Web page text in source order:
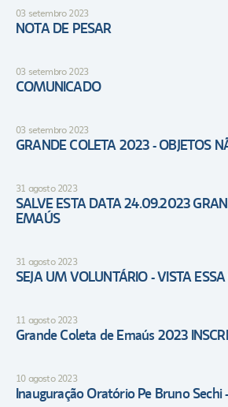
03 setembro 2023
NOTA DE PESAR
03 setembro 2023
COMUNICADO
03 setembro 2023
GRANDE COLETA 2023 - OBJETOS
31 agosto 2023
SALVE ESTA DATA 24.09.2023
EMAÚS
31 agosto 2023
SEJA UM VOLUNTÁRIO - VISTA
11 agosto 2023
Grande Coleta de Emaús 2023
10 agosto 2023
Inauguração Oratório Pe Bruno